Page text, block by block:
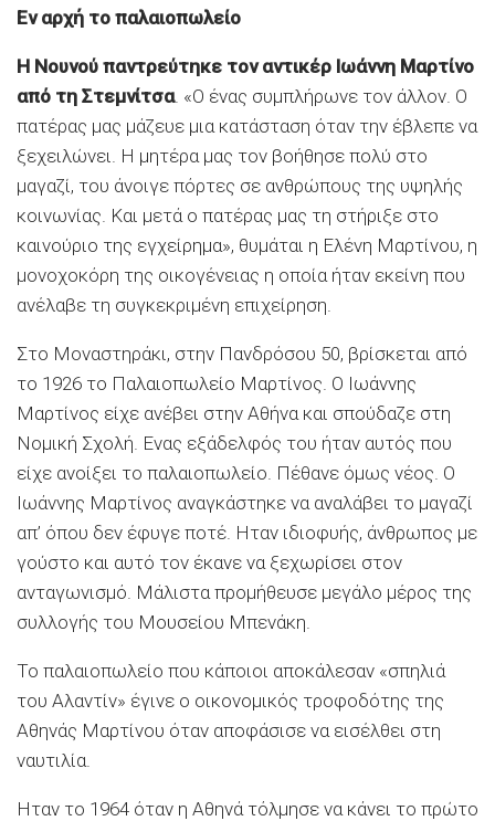
Εν αρχή το παλαιοπωλείο
Η Νουνού παντρεύτηκε τον αντικέρ Ιωάννη Μαρτίνο
από τη Στεμνίτσα. «Ο ένας συμπλήρωνε τον άλλον. Ο
πατέρας μας μάζευε μια κατάσταση όταν την έβλεπε να
ξεχειλώνει. Η μητέρα μας τον βοήθησε πολύ στο
μαγαζί, του άνοιγε πόρτες σε ανθρώπους της υψηλής
κοινωνίας. Και μετά ο πατέρας μας τη στήριξε στο
καινούριο της εγχείρημα», θυμάται η Ελένη Μαρτίνου, η
μονοχοκόρη της οικογένειας η οποία ήταν εκείνη που
ανέλαβε τη συγκεκριμένη επιχείρηση.
Στο Μοναστηράκι, στην Πανδρόσου 50, βρίσκεται από
το 1926 το Παλαιοπωλείο Μαρτίνος. Ο Ιωάννης
Μαρτίνος είχε ανέβει στην Αθήνα και σπούδαζε στη
Νομική Σχολή. Ενας εξάδελφός του ήταν αυτός που
είχε ανοίξει το παλαιοπωλείο. Πέθανε όμως νέος. Ο
Ιωάννης Μαρτίνος αναγκάστηκε να αναλάβει το μαγαζί
απ’ όπου δεν έφυγε ποτέ. Ηταν ιδιοφυής, άνθρωπος με
γούστο και αυτό τον έκανε να ξεχωρίσει στον
ανταγωνισμό. Μάλιστα προμήθευσε μεγάλο μέρος της
συλλογής του Μουσείου Μπενάκη.
Το παλαιοπωλείο που κάποιοι αποκάλεσαν «σπηλιά
του Αλαντίν» έγινε ο οικονομικός τροφοδότης της
Αθηνάς Μαρτίνου όταν αποφάσισε να εισέλθει στη
ναυτιλία.
Ηταν το 1964 όταν η Αθηνά τόλμησε να κάνει το πρώτο